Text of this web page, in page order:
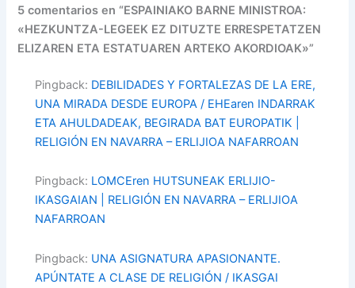
5 comentarios en “ESPAINIAKO BARNE MINISTROA:
«HEZKUNTZA-LEGEEK EZ DITUZTE ERRESPETATZEN
ELIZAREN ETA ESTATUAREN ARTEKO AKORDIOAK»”
Pingback: DEBILIDADES Y FORTALEZAS DE LA ERE,
UNA MIRADA DESDE EUROPA / EHEaren INDARRAK
ETA AHULDADEAK, BEGIRADA BAT EUROPATIK |
RELIGIÓN EN NAVARRA – ERLIJIOA NAFARROAN
Pingback: LOMCEren HUTSUNEAK ERLIJIO-
IKASGAIAN | RELIGIÓN EN NAVARRA – ERLIJIOA
NAFARROAN
Pingback: UNA ASIGNATURA APASIONANTE.
APÚNTATE A CLASE DE RELIGIÓN / IKASGAI